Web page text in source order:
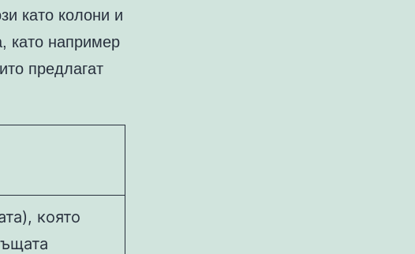
като колони и
като например
предлагат
която